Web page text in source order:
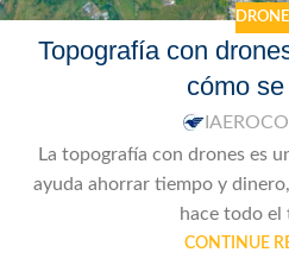
Topografía con
cómo
La topografía con drones es
ayuda ahorrar tiempo y
hace todo el
CONTINUE